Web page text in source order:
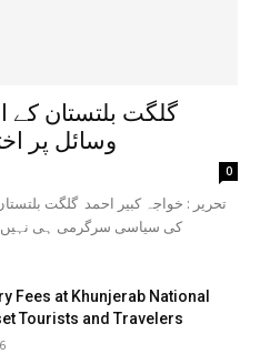
گلگت بلتستان کے
وسائل پر
0
تحریر : خواجہ کبیر احمد گلگت
کی سیاسی سرگرمی ہی نہیں
Fees at Khunjerab National
Tourists and Travelers